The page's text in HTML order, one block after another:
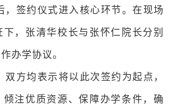
，签约仪式进入核心环节。在现场
下，张清华校长与张怀仁院长分别
办学协议。
双方均表示将以此次签约为起点，
倾注优质资源、保障办学条件，确